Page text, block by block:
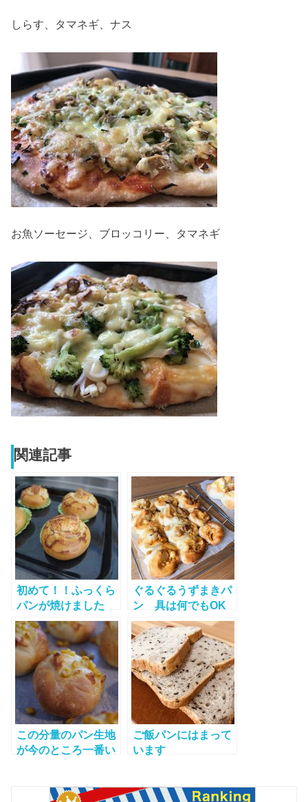
しらす、タマネギ、ナス
お魚ソーセージ、ブロッコリー、タマネギ
関連記事
初めて！！ふっくら
パンが焼けました
ぐるぐるうずまきパ
ン 具は何でもOK
この分量のパン生地
が今のところ一番い
ご飯パンにはまって
います